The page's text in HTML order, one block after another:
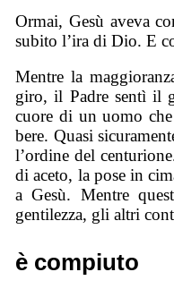
Ormai, Gesù aveva
subito l’ira di Dio. E
Mentre la
giro, il Padre sentì il
cuore di un uomo
bere. Quasi
l’ordine del
di aceto, la pose in
a Gesù. Mentre
gentilezza, gli altri
è compiuto